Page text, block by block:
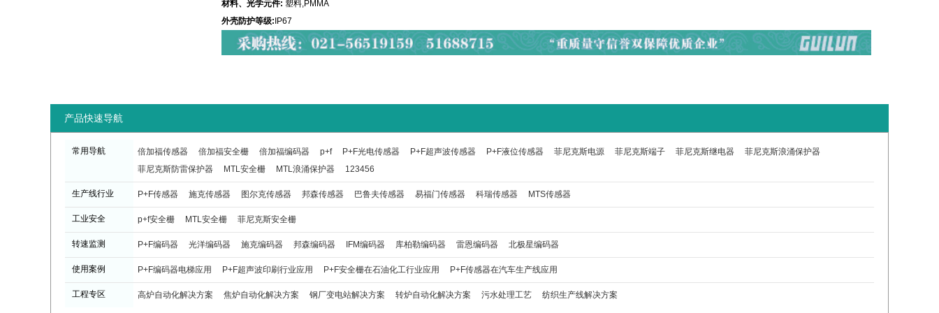
材料、光学元件: 塑料,PMMA
外壳防护等级: IP67
产品快速导航
常用导航 倍加福传感器 倍加福安全栅 倍加福编码器 p+f P+F光电传感器 P+F超声波传感器 P+F液位传感器 菲尼克斯电源 菲尼克斯端子 菲尼克斯继电器
菲尼克斯浪涌保护器
菲尼克斯防雷保护器
MTL安全栅 MTL浪涌保护器 123456
生产线行业 P+F传感器 施克传感器 图尔克传感器 邦森传感器 巴鲁夫传感器 易福门传感器 科瑞传感器 MTS传感器
工业安全 p+f安全栅 MTL安全栅 菲尼克斯安全栅
转速监测 P+F编码器 光洋编码器 施克编码器 邦森编码器 IFM编码器 库柏勒编码器 雷恩编码器 北极星编码器
使用案例 P+F编码器电梯应用 P+F超声波印刷行业应用 P+F安全栅在石油化工行业应用 P+F传感器在汽车生产线应用
工程专区 高炉自动化解决方案 焦炉自动化解决方案 钢厂变电站解决方案 转炉自动化解决方案 污水处理工艺 纺织生产线解决方案